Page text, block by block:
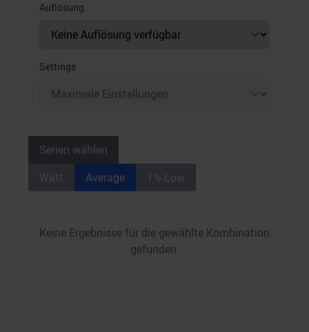
Auflösung
Settings
Serien wählen
Watt
Average 1% Low
Keine Ergebnisse für die gewählte Kombination
gefunden.